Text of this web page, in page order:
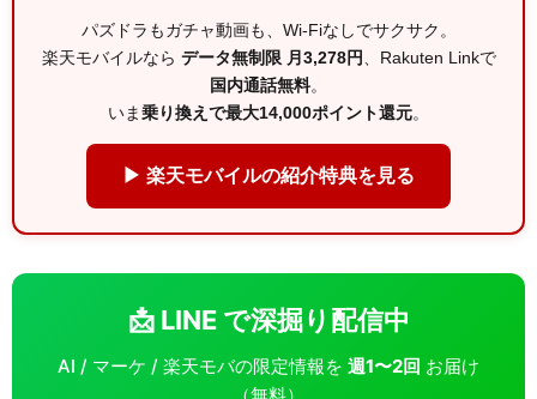
パズドラもガチャ動画も、Wi-Fiなしでサクサク。
楽天モバイルなら データ無制限 月3,278円 、Rakuten Linkで
国内通話無料。
いま乗り換えで最大14,000ポイント還元。
▶ 楽天モバイルの紹介特典を見る
📩 LINE で深掘り配信中
AI / マーケ / 楽天モバの限定情報を 週1〜2回 お届け